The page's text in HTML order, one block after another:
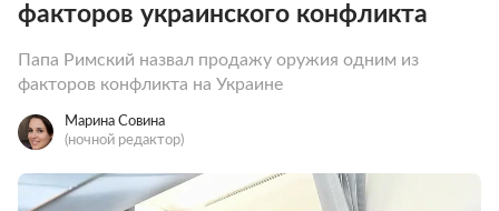
факторов украинского конфликта
Папа Римский назвал продажу оружия одним из
факторов конфликта на Украине
Марина Совина
(ночной редактор)